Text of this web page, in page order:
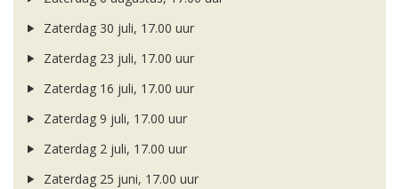
Zaterdag 30 juli, 17.00 uur
Zaterdag 23 juli, 17.00 uur
Zaterdag 16 juli, 17.00 uur
Zaterdag 9 juli, 17.00 uur
Zaterdag 2 juli, 17.00 uur
Zaterdag 25 juni, 17.00 uur